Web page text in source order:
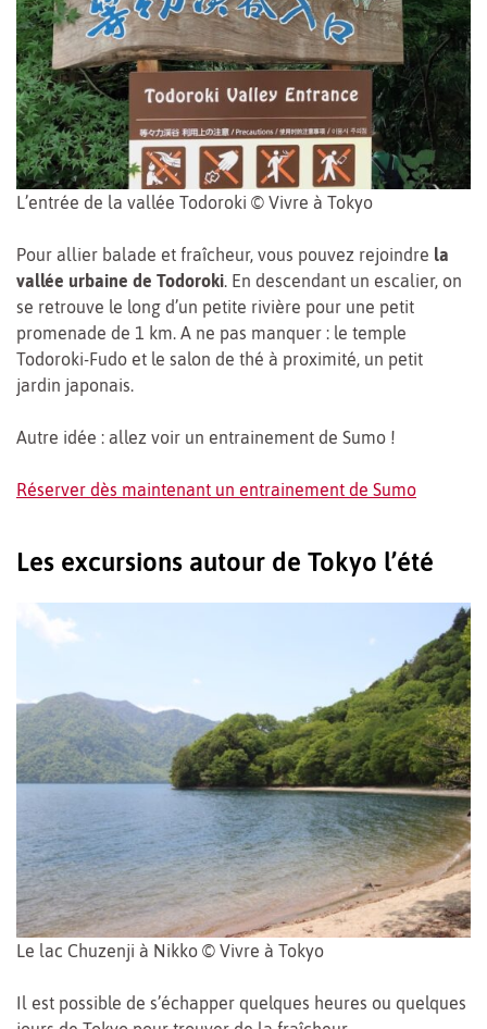
L’entrée de la vallée Todoroki © Vivre à Tokyo
Pour allier balade et fraîcheur, vous pouvez rejoindre la
vallée urbaine de Todoroki. En descendant un escalier, on
se retrouve le long d’un petite rivière pour une petit
promenade de 1 km. A ne pas manquer : le temple
Todoroki-Fudo et le salon de thé à proximité, un petit
jardin japonais.
Autre idée : allez voir un entrainement de Sumo !
Réserver dès maintenant un entrainement de Sumo
Les excursions autour de Tokyo l’été
Le lac Chuzenji à Nikko © Vivre à Tokyo
Il est possible de s’échapper quelques heures ou quelques